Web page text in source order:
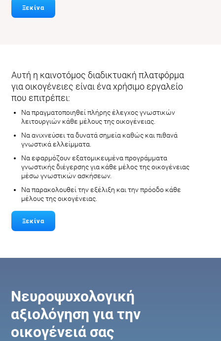
Ξεκίνα
Αυτή η καινοτόμος διαδικτυακή πλατφόρμα
για οικογένειες είναι ένα χρήσιμο εργαλείο
που επιτρέπει:
Να πραγματοποιηθεί πλήρης έλεγχος γνωστικών
λειτουργιών κάθε μέλους της οικογένειας.
Να ανιχνεύσει τα δυνατά σημεία καθώς και πιθανά
γνωστικά ελλείμματα.
Να εφαρμόζουν εξατομικευμένα προγράμματα
γνωστικής διέγερσης για κάθε μέλος της οικογένειας
μέσω γνωστικών ασκήσεων.
Να παρακολουθεί την εξέλιξη και την πρόοδο κάθε
μέλους της οικογένειας.
Ξεκίνα
Νευροψυχολογική
αξιολόγηση για την
οικογένειά σας